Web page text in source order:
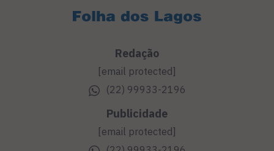
Redação
[email protected]
(22) 99933-2196
Publicidade
[email protected]